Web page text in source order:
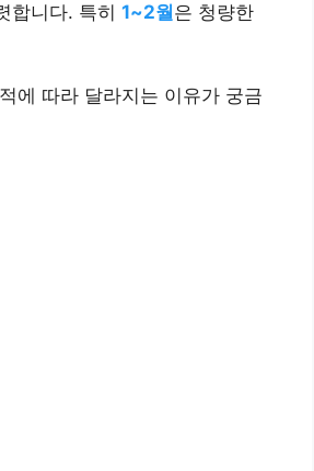
합니다. 특히 1~2월 은 청량한
에 따라 달라지는 이유가 궁금